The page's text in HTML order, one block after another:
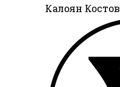
Калоян Костов